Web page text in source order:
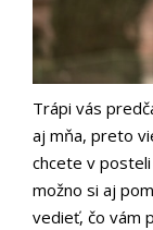
Trápi vás
aj mňa, preto
chcete v
možno si aj
vedieť, čo vám